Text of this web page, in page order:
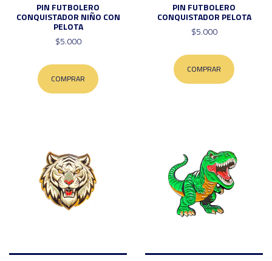
PIN FUTBOLERO
CONQUISTADOR NIÑO CON
PELOTA
$5.000
COMPRAR
PIN FUTBOLERO
CONQUISTADOR PELOTA
$5.000
COMPRAR